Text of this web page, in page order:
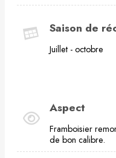
Saison de
Juillet - octobre
Aspect
Framboisier
de bon calibre.